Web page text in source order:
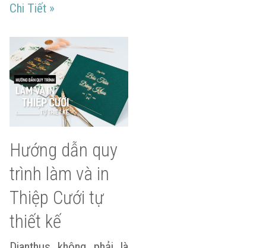
Chi Tiết Quá trình làm móc khóa macrame handmade
»
Hướng dẫn quy
trình làm và in
Thiệp Cưới tự
thiết kế